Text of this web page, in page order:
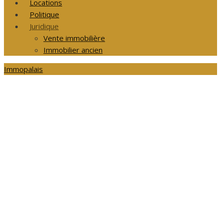
Locations
Politique
Juridique
Vente immobilière
Immobilier ancien
Immopalais